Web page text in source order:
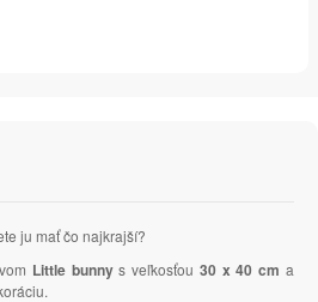
ju mať čo najkrajší?
Little bunnys veľkosťou 30 x 40 cm a